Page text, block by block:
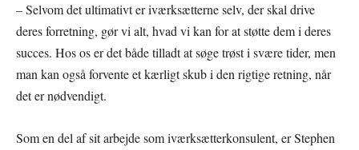
– Selvom det ultimativt er iværksætterne selv, der skal drive
deres forretning, gør vi alt, hvad vi kan for at støtte dem i deres
succes. Hos os er det både tilladt at søge trøst i svære tider, men
man kan også forvente et kærligt skub i den rigtige retning, når
det er nødvendigt.
Som en del af sit arbejde som iværksætterkonsulent, er Stephen